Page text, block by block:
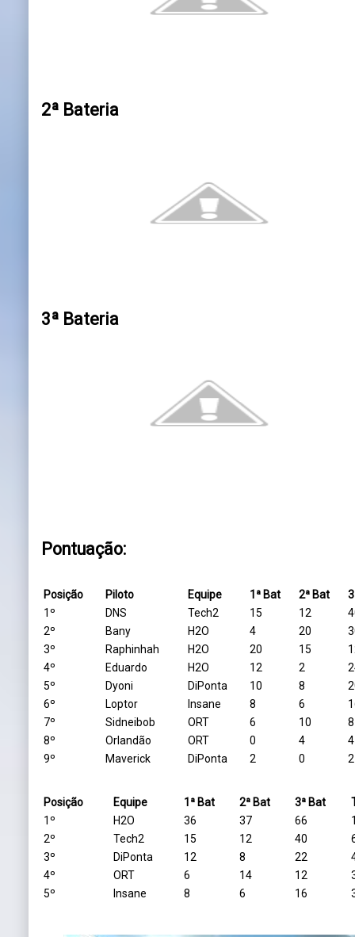
2ª Bateria
3ª Bateria
Pontuação:
Posição Piloto Equipe 1ª Bat 2ª Bat
1º
DNS Tech2 15 12
2º
Bany H2O 4 20
3º
Raphinhah H2O 20 15
4º
Eduardo H2O 12 2
5º
Dyoni DiPonta 10 8
6º
Loptor Insane 8 6
7º
Sidneibob ORT 6 10
8
8º
Orlandão ORT 0 4
4
9º
Maverick DiPonta 2 0 2
Posição Equipe 1ª Bat 2ª Bat 3ª Bat
1º
H2O 36 37 66
2º
Tech2 15 12 40
3º
DiPonta 12 8 22
4º
ORT 6 14 12
5º
Insane 8 6 16